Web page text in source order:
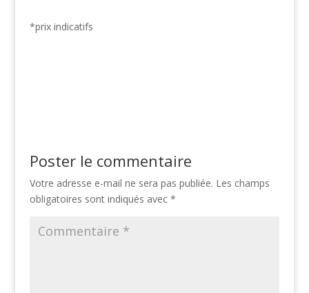
*prix indicatifs
Poster le commentaire
Votre adresse e-mail ne sera pas publiée. Les champs
obligatoires sont indiqués avec *